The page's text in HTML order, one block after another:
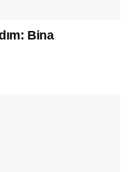
Bina